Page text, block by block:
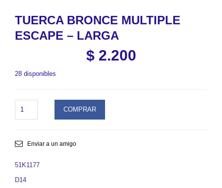
TUERCA BRONCE MULTIPLE
ESCAPE – LARGA
$2.200
28 disponibles
BRONCE
-
SKU
quantity
COMPRAR
Enviar a un amigo
51K1177
D14